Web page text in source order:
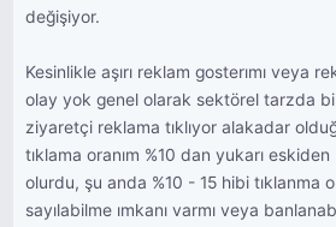
değişiyor.
Kesinlikle aşırı reklam gosterımı veya
olay yok genel olarak sektörel tarzda
ziyaretçi reklama tıklıyor alakadar
tıklama oranım %10 dan yukarı
olurdu, şu anda %10 - 15 hibi tıklanma
sayılabilme ımkanı varmı veya